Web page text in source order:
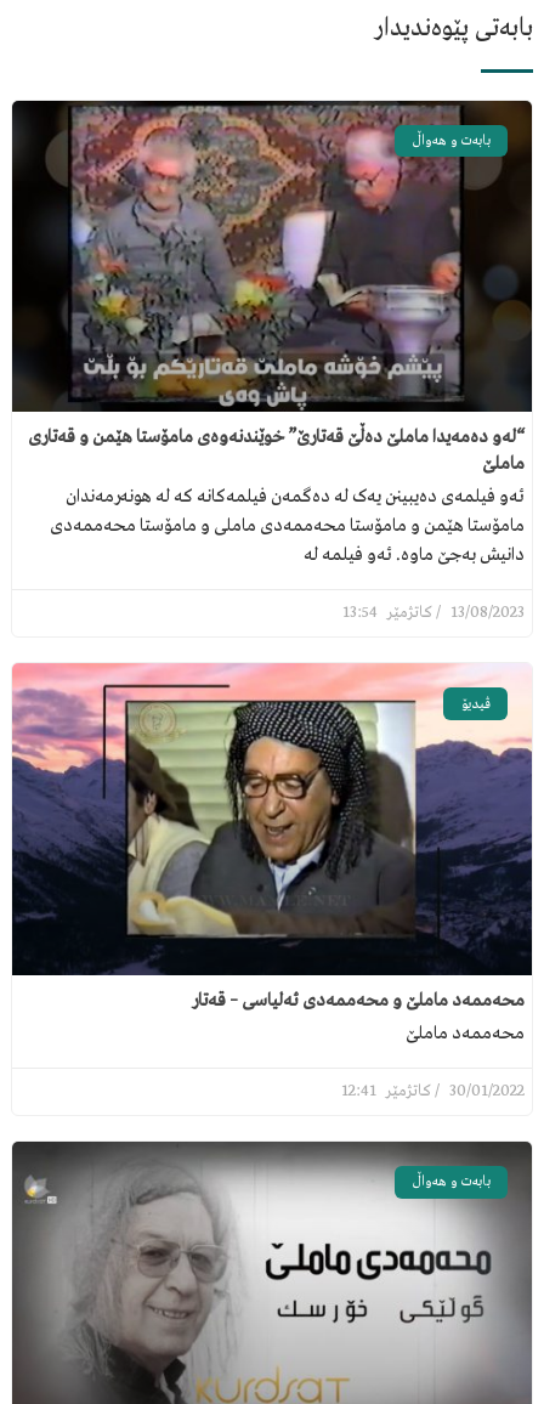
بابەتی پێوەندیدار
بابەت و هەواڵ
“لەو دەمەیدا ماملێ دەڵێ قەتارێ” خوێندنەوەی مامۆستا هێمن و قەتاری
ماملێ
ئەو فیلمەی دەیبینن یەک لە دەگمەن فیلمەکانە کە لە هونەرمەندان
مامۆستا هێمن و مامۆستا محەممەدی ماملی و مامۆستا محەممەدی
دانیش بەجێ ماوە. ئەو فیلمە لە
13/08/2023
ڤیدیۆ
محەممەد ماملێ و محەممەدی ئەلیاسی – قەتار
محەممەد ماملێ
30/01/2022
بابەت و هەواڵ